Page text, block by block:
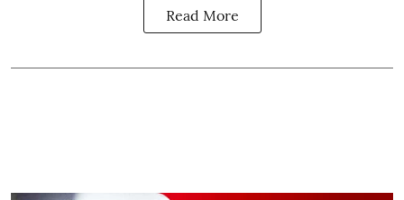
Read More